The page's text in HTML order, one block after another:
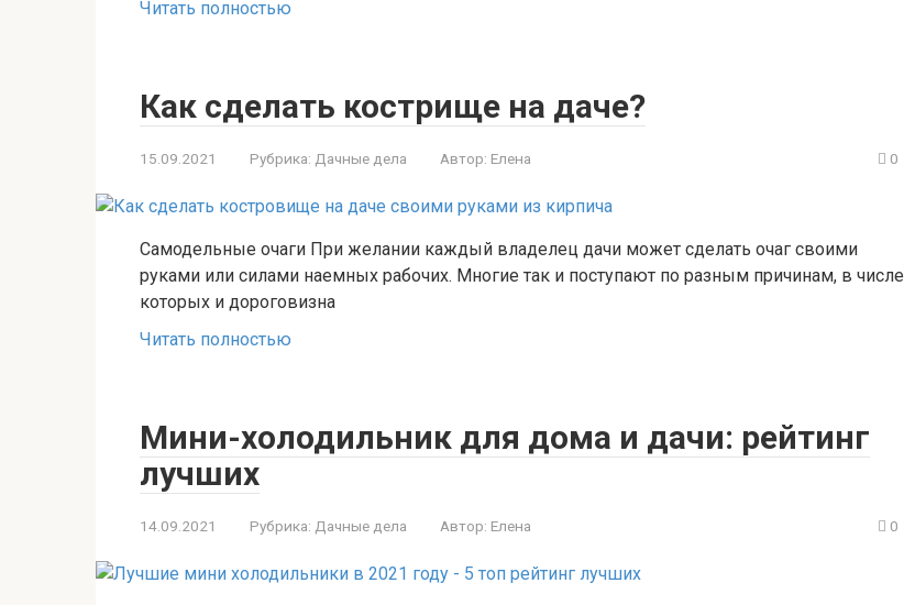
Читать полностью
Как сделать кострище на даче?
15.09.2021 Рубрика: Дачные дела Автор: Елена 0
Самодельные очаги При желании каждый владелец дачи может сделать очаг своими
руками или силами наемных рабочих. Многие так и поступают по разным причинам, в числе
которых и дороговизна
Читать полностью
Мини-холодильник для дома и дачи: рейтинг
лучших
14.09.2021 Рубрика: Дачные дела Автор: Елена 0